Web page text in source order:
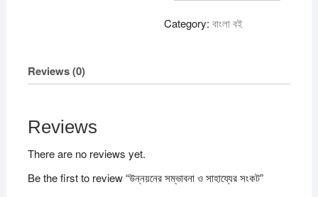
quantity
Category:বাংলা বই
Reviews (0)
Reviews
There are no reviews yet.
Be the first to review “উন্নয়নের সম্ভাবনা ও সাহায্যের সংকট”